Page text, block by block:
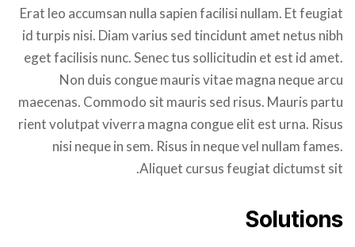
Erat leo accumsan nulla sapien facilisi nullam. Et feugiat
id turpis nisi. Diam varius sed tincidunt amet netus nibh
eget facilisis nunc. Senec tus sollicitudin et est id amet.
Non duis congue mauris vitae magna neque arcu
maecenas. Commodo sit mauris sed risus. Mauris partu
rient volutpat viverra magna congue elit est urna. Risus
nisi neque in sem. Risus in neque vel nullam fames.
Aliquet cursus feugiat dictumst sit.
Solutions